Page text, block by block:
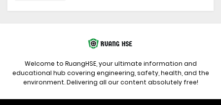
Welcome to RuangHSE, your ultimate information and
educational hub covering engineering, safety, health, and the
environment. Delivering all our content absolutely free!